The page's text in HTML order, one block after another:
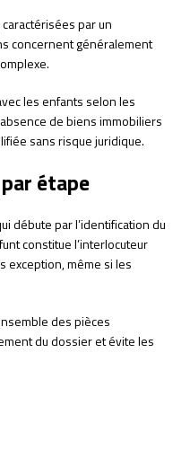
par un
concernent généralement
les enfants selon les
de biens immobiliers
sans risque juridique.
étape
débute par l’identification du
constitue l’interlocuteur
exception, même si les
des pièces
du dossier et évite les